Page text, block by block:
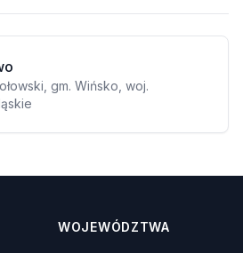
gm. Wińsko, woj.
WOJEWÓDZTWA